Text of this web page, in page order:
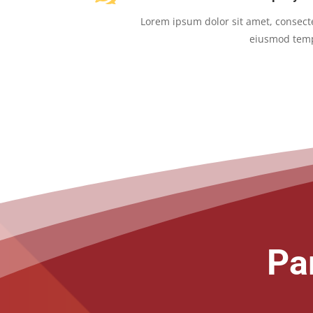
Lorem ipsum dolor sit amet,
eiusmod